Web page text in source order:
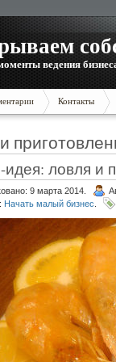
ведения
Контакты
идея: ловля и
9 марта 2014.
Начать малый бизнес